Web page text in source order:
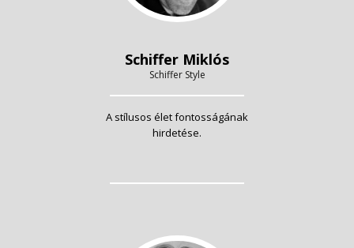
Schiffer Miklós
Schiffer Style
A stílusos élet fontosságának
hirdetése.